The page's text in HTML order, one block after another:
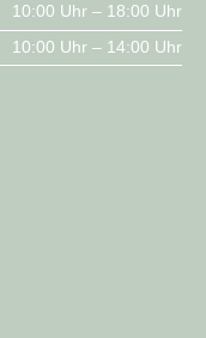
10:00 Uhr – 18:00 Uhr
10:00 Uhr – 14:00 Uhr